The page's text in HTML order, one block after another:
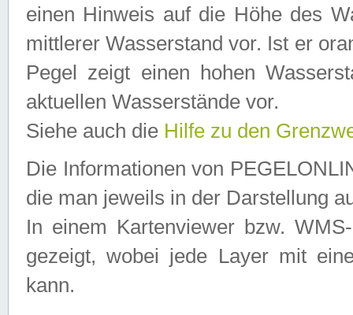
einen Hinweis auf die Höhe des
mittlerer Wasserstand vor. Ist er
Pegel zeigt einen hohen
aktuellen Wasserstände vor.
Siehe auch die Hilfe zu den
Die Informationen von
die man jeweils in der Darstellung
In einem Kartenviewer bzw.
gezeigt, wobei jede Layer mit
kann.